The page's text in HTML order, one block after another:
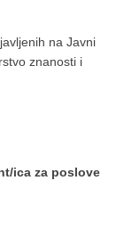
na Javni
znanosti i
ica za poslove